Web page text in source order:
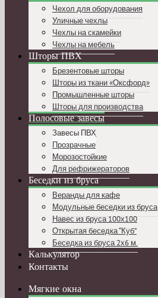
Чехол для оборудования
Уличные чехлы
Чехлы на скамейки
Чехлы на мебель
Шторы ПВХ
Брезентовые шторы
Шторы из ткани «Оксфорд»
Промышленные шторы
Шторы для производства
Полосовые завесы
Завесы ПВХ
Прозрачные
Морозостойкие
Для рефрижераторов
Беседки из бруса
Веранды для кафе
Модульные беседки из бруса
Навес из бруса 100х100
Открытая беседка “Куб”
Беседка из бруса 2х6 м.
Калькулятор
Контакты
Мягкие окна